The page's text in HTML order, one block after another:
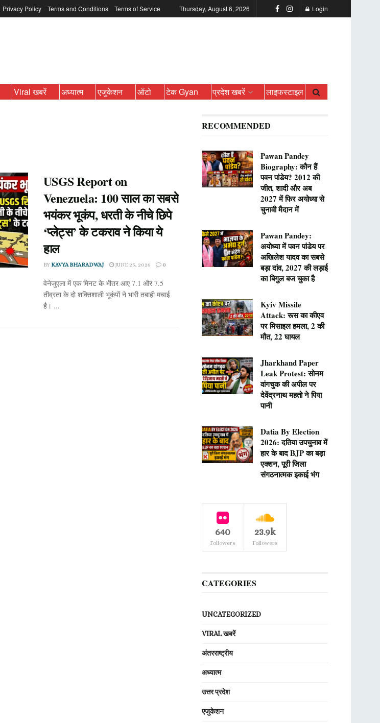
Privacy Policy Terms and Conditions Terms of Service Thursday, August 6, 2026 Login
Viral खबरें अध्यात्म एजुकेशन ऑटो टेक Gyan प्रदेश खबरें लाइफस्टाइल
USGS Report on
Venezuela: 100 साल का सबसे
भयंकर भूकंप, धरती के नीचे छिपे
‘प्लेट्स’ के टकराव ने किया ये
हाल
BY KAVYA BHARADWAJ JUNE 25, 2026 0
वेनेजुएला में एक मिनट के भीतर आए 7.1 और 7.5
तीव्रता के दो शक्तिशाली भूकंपों ने भारी तबाही मचाई
है। ...
RECOMMENDED
Pawan Pandey
Biography: कौन हैं
पवन पांडेय? 2012 की
जीत, शादी और अब
2027 में फिर अयोध्या से
चुनावी मैदान में
Pawan Pandey:
अयोध्या में पवन पांडेय पर
अखिलेश यादव का सबसे
बड़ा दांव, 2027 की लड़ाई
का बिगुल बज चुका है
Kyiv Missile
Attack: रूस का कीएव
पर मिसाइल हमला, 2 की
मौत, 22 घायल
Jharkhand Paper
Leak Protest: सोनम
वांगचुक की अपील पर
देवेंद्रनाथ महतो ने पिया
पानी
Datia By Election
2026: दतिया उपचुनाव में
हार के बाद BJP का बड़ा
एक्शन, पूरी जिला
संगठनात्मक इकाई भंग
640
Followers
23.9k
Followers
CATEGORIES
UNCATEGORIZED
VIRAL खबरें
अंतरराष्ट्रीय
अध्यात्म
उत्तर प्रदेश
एजुकेशन